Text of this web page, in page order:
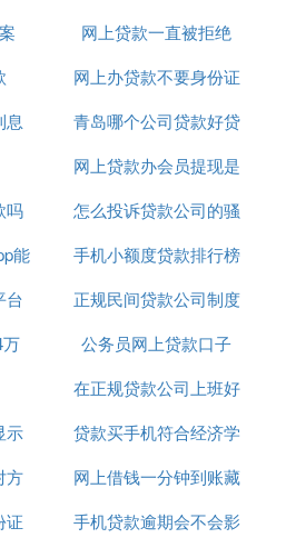
，通常为9个月，最多不超
期贷款。这类贷款是商业银
一般占贷款总额的三分之一
额本金和等额本息的还款方
算在公积金贷款方式下，每
等，选择不同的还款方式有
面让我们来仔细了解下吧。
算方式：
平台
网上贷款一直被拒绝
网上办贷款不要身份证
原件吗
息
青岛哪个公司贷款好贷
网上贷款办会员提现是
真的吗
吗
怎么投诉贷款公司的骚
扰电话
能
手机小额度贷款排行榜
台
正规民间贷款公司制度
公务员网上贷款口子
在正规贷款公司上班好
吗
示
贷款买手机符合经济学
吗
方
网上借钱一分钟到账藏
钱贷款
证
手机贷款逾期会不会影